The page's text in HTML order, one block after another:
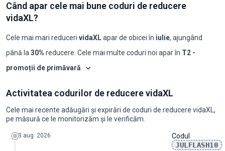
Când apar cele mai bune coduri de reducere
vidaXL?
Cele mai mari reduceri vidaXLapar de obicei în iulie, ajungând
până la 30% reducere. Cele mai multe coduri noi apar în T2 -
promoții de primăvară
Luna Coduri noiReducere maximăReducere minimă
2025-08 0
2025-090 - - 0
2025-101 10% 10%
2025-110
2025-120 0
0
Activitatea codurilor de reducere vidaXL
Cele mai recente adăugări și expirări de coduri de reducere vidaXL,
pe măsură ce le monitorizăm și le verificăm.
3 aug. 2026
Codul
JULFLASH10